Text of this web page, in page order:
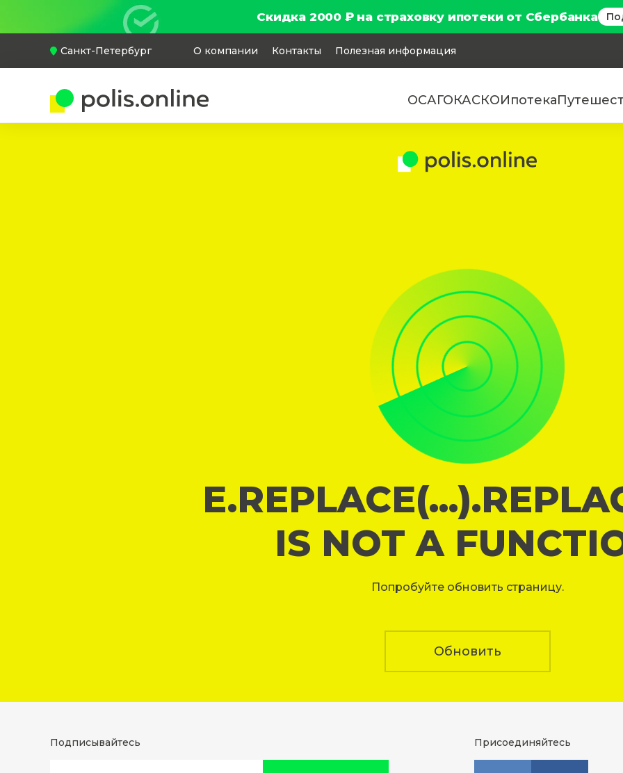
Скидка 2000 ₽ на страховку ипотеки от Сбербанка
Санкт-Петербург О компании Контакты Полезная информация
ОСАГОКАСКОИпотека
IS NOT A
Попробуйте обновить страницу.
Обновить
Подписывайтесь
Присоединяйтесь